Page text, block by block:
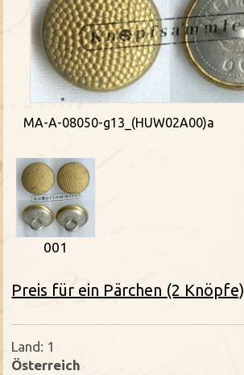
MA-A-08050-g13_(HUW02A00)a
001
Preis für ein Pärchen (2 Knöpfe)
Land: 1
Österreich